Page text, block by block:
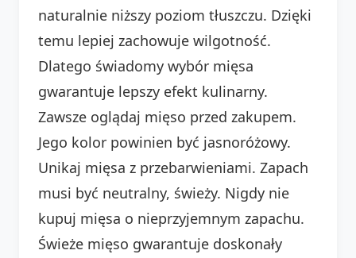
naturalnie niższy poziom tłuszczu. Dzięki
temu lepiej zachowuje wilgotność.
Dlatego świadomy wybór mięsa
gwarantuje lepszy efekt kulinarny.
Zawsze oglądaj mięso przed zakupem.
Jego kolor powinien być jasnoróżowy.
Unikaj mięsa z przebarwieniami. Zapach
musi być neutralny, świeży. Nigdy nie
kupuj mięsa o nieprzyjemnym zapachu.
Świeże mięso gwarantuje doskonały